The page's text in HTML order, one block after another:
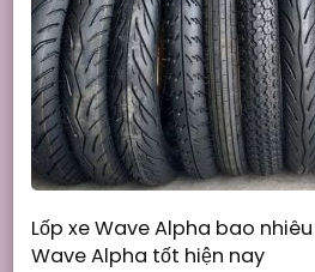
Lốp xe Wave Alpha bao
Wave Alpha tốt hiện nay